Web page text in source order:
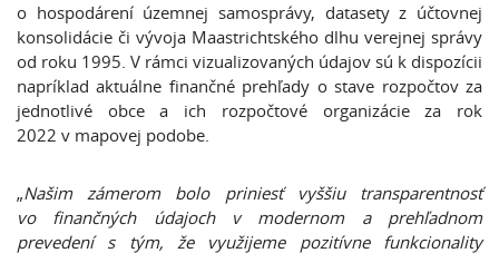
o hospodárení územnej samosprávy, datasety z účtovnej
konsolidácie či vývoja Maastrichtského dlhu verejnej správy
od roku 1995. V rámci vizualizovaných údajov sú k dispozícii
napríklad aktuálne finančné prehľady o stave rozpočtov za
jednotlivé obce a ich rozpočtové organizácie za rok
2022 v mapovej podobe.
„Našim zámerom bolo priniesť vyššiu transparentnosť
vo finančných údajoch v modernom a prehľadnom
prevedení s tým, že využijeme pozitívne funkcionality